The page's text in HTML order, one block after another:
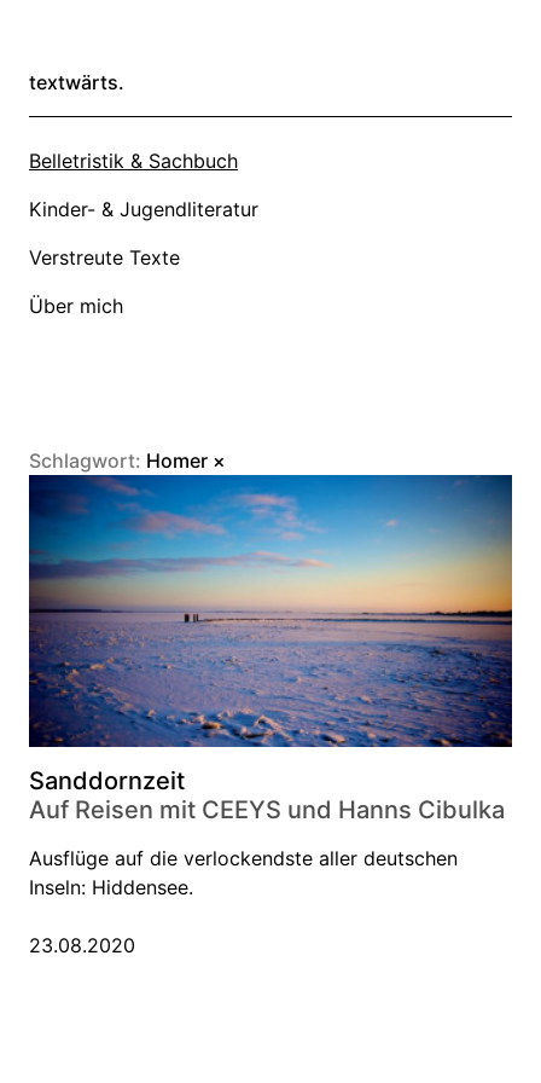
textwärts.
Belletristik & Sachbuch
Kinder- & Jugendliteratur
Verstreute Texte
Über mich
Schlagwort: Homer ×
Sanddornzeit
Auf Reisen mit CEEYS und Hanns Cibulka
Ausflüge auf die verlockendste aller deutschen
Inseln: Hiddensee.
23.08.2020